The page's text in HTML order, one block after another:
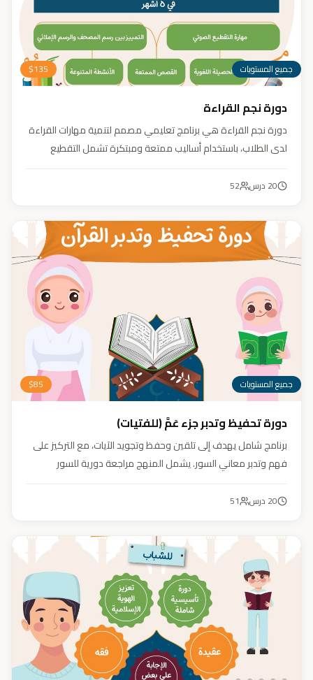
جميع المستويات $135
دورة نجم القراءة
دورة نجم القراءة هي برنامج تعليمي مصمم لتنمية مهارات القراءة
لدى الطلاب، باستخدام أساليب ممتعة ومبتكرة تشمل التقطيع
والمحادثات. يهدف البرنامج إلى تعزيز قدرات الطلاب في التمييز بين
20 درس 52
جميع المستويات $85
دورة تحفيظ وتدبر جزء عَمَّ (للفتيات)
برنامج شامل يهدف إلى تلقين وحفظ وتجويد الآيات، مع التركيز على
فهم وتدبر معاني السور. يشمل المنهج مراجعة دورية للسور
تدعم مهارات القراءة والفهم.
20 درس 51